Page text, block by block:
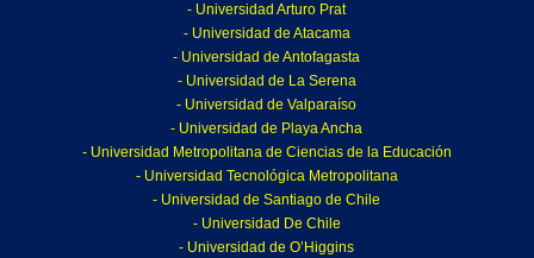
- Universidad Arturo Prat
- Universidad de Atacama
- Universidad de Antofagasta
- Universidad de La Serena
- Universidad de Valparaíso
- Universidad de Playa Ancha
- Universidad Metropolitana de Ciencias de la Educación
- Universidad Tecnológica Metropolitana
- Universidad de Santiago de Chile
- Universidad De Chile
- Universidad de O’Higgins